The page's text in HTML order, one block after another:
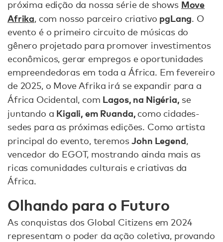
próxima edição da nossa série de shows Move
Afrika, com nosso parceiro criativo pgLang. O
evento é o primeiro circuito de músicas do
gênero projetado para promover investimentos
econômicos, gerar empregos e oportunidades
empreendedoras em toda a África. Em fevereiro
de 2025, o Move Afrika irá se expandir para a
África Ocidental, com Lagos, na Nigéria, se
juntando a Kigali, em Ruanda, como cidades-
sedes para as próximas edições. Como artista
principal do evento, teremosJohn Legend,
vencedor do EGOT, mostrando ainda mais as
ricas comunidades culturais e criativas da
África.
Olhando para o Futuro
As conquistas dos Global Citizens em 2024
representam o poder da ação coletiva, provando